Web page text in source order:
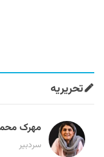
تحریریه
مهرک
سردبیر